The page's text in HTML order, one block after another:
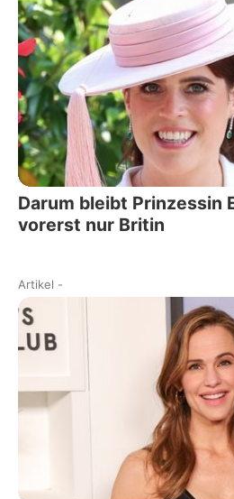
Darum bleibt Prinzessin
vorerst nur Britin
Artikel -